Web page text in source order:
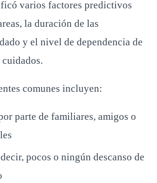
varios factores predictivos
la duración de las
y el nivel de dependencia de
comunes incluyen:
parte de familiares, amigos o
decir, pocos o ningún descanso de